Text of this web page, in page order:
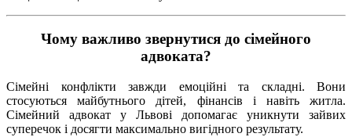
Чому важливо звернутися до сімейного
адвоката?
Сімейні конфлікти завжди емоційні та складні. Вони
стосуються майбутнього дітей, фінансів і навіть житла.
Сімейний адвокат у Львові допомагає уникнути зайвих
суперечок і досягти максимально вигідного результату.